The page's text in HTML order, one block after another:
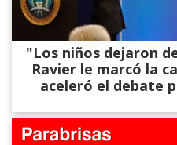
"Los niños dejaron
Ravier le marcó la
aceleró el debate